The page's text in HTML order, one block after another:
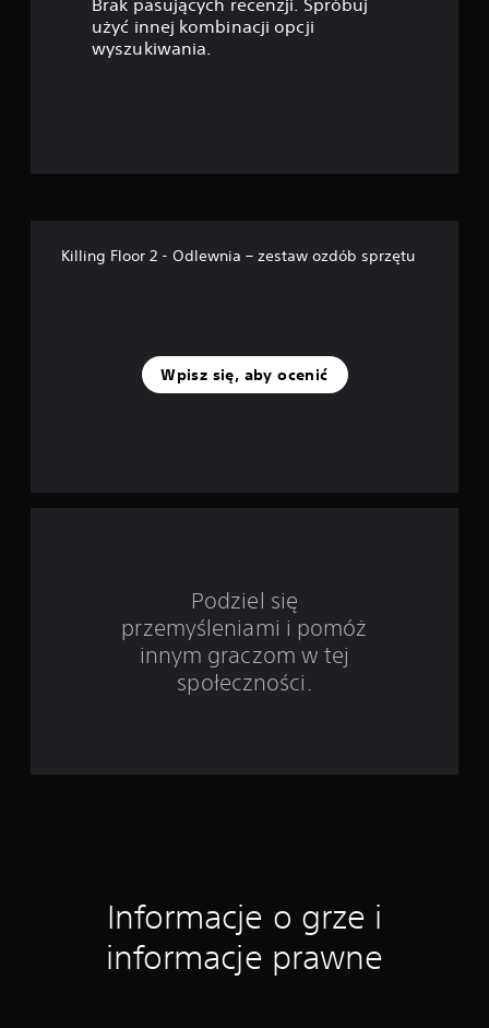
p
o
i
Brak pasujących recenzji. Spróbuj
użyć innej kombinacji opcji
wyszukiwania.
Killing Floor 2 - Odlewnia – zestaw ozdób sprzętu
Wpisz się, aby ocenić
Podziel się
przemyśleniami i pomóż
innym graczom w tej
społeczności.
Informacje o grze i
informacje prawne